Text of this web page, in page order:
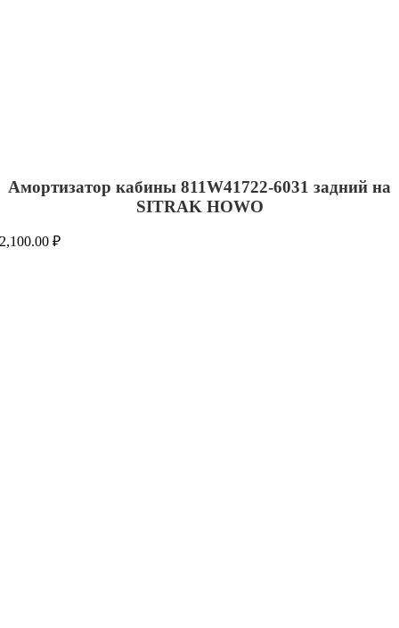
Амортизатор кабины 811W41722-6031 задний на
SITRAK HOWO
2,100.00₽